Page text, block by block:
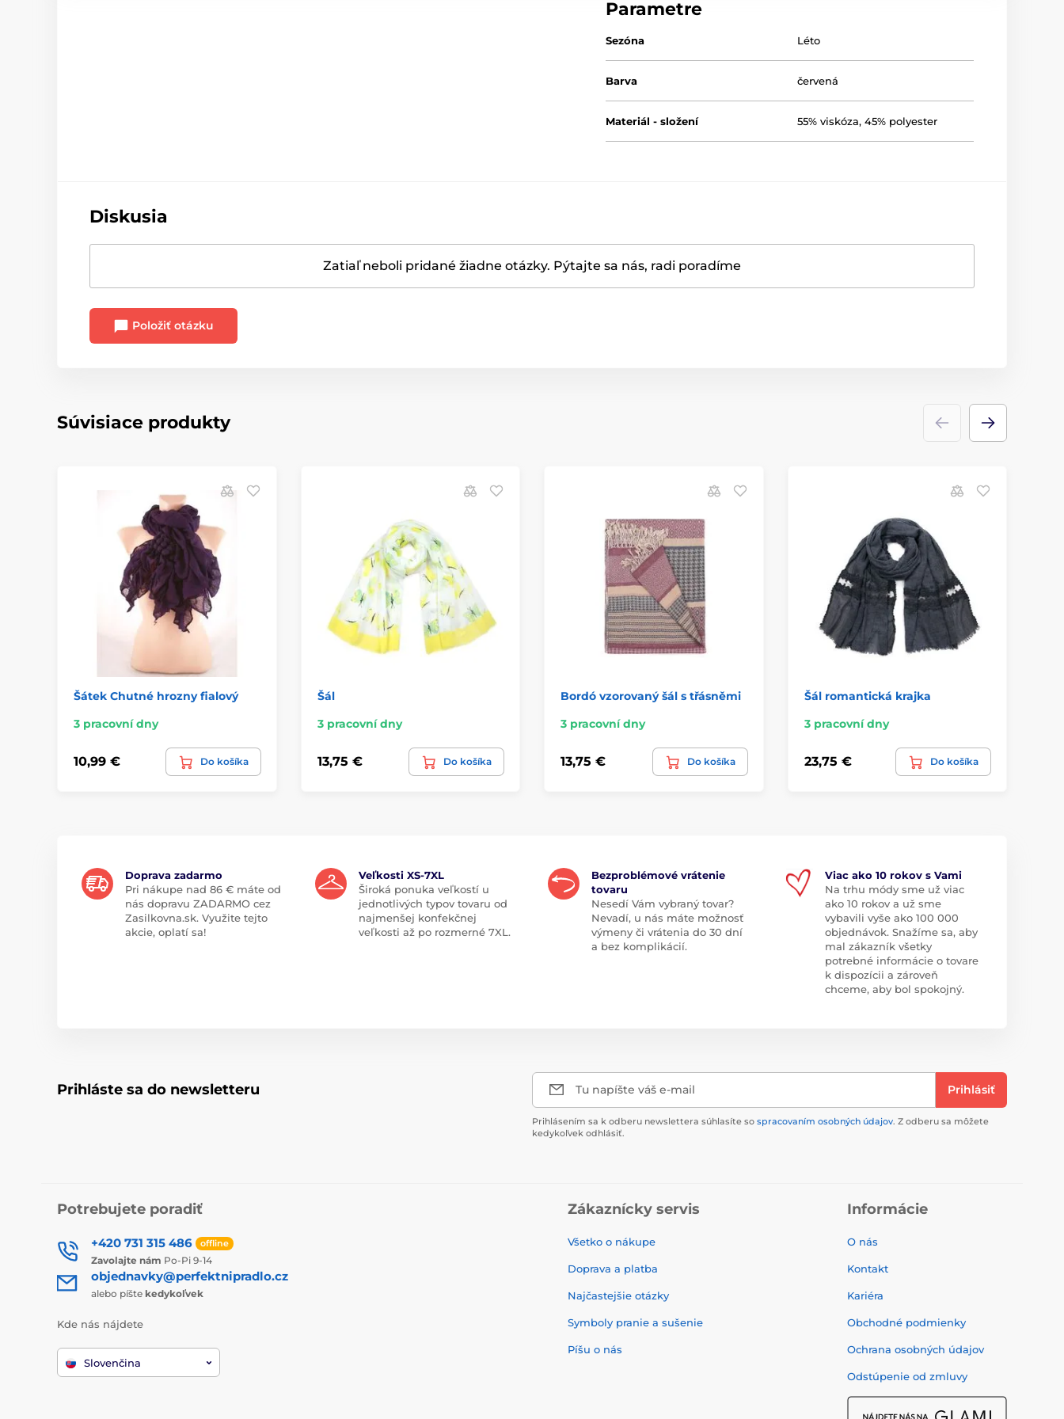
Parametre
Sezóna Léto
Barva červená
Materiál - složení 55% viskóza, 45% polyester
Diskusia
Zatiaľ neboli pridané žiadne otázky. Pýtajte sa nás, radi poradíme
Položiť otázku
Súvisiace produkty
Šátek Chutné hrozny fialový
3 pracovní dny
10,99 € Do košíka
Šál
3 pracovní dny
13,75 € Do košíka
Bordó vzorovaný šál s třásněmi
3 pracovní dny
13,75 € Do košíka
Šál romantická krajka
3 pracovní dny
23,75 € Do košíka
Doprava zadarmo
Pri nákupe nad 86 € máte od
nás dopravu ZADARMO cez
Zasilkovna.sk. Využite tejto
akcie, oplatí sa!
Veľkosti XS-7XL
Široká ponuka veľkostí u
jednotlivých typov tovaru od
najmenšej konfekčnej
veľkosti až po rozmerné 7XL.
Bezproblémové vrátenie
tovaru
Nesedí Vám vybraný tovar?
Nevadí, u nás máte možnosť
výmeny či vrátenia do 30 dní
a bez komplikácií.
Viac ako 10 rokov s Vami
Na trhu módy sme už viac
ako 10 rokov a už sme
vybavili vyše ako 100 000
objednávok. Snažíme sa, aby
mal zákazník všetky
potrebné informácie o tovare
k dispozícii a zároveň
chceme, aby bol spokojný.
Prihláste sa do newsletteru Tu napíšte váš e-mail Prihlásiť
Prihlásením sa k odberu newslettera súhlasíte so spracovaním osobných údajov. Z odberu sa môžete
kedykoľvek odhlásiť.
Potrebujete poradiť
+420 731 315 486 offline
Zavolajte nám Po-Pi 9-14
objednavky@perfektnipradlo.cz
alebo píšte kedykoľvek
Kde nás nájdete
Slovenčina
Zákaznícky servis
Všetko o nákupe
Doprava a platba
Najčastejšie otázky
Symboly pranie a sušenie
Píšu o nás
Informácie
O nás
Kontakt
Kariéra
Obchodné podmienky
Ochrana osobných údajov
Odstúpenie od zmluvy